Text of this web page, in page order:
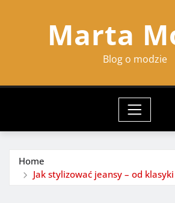
Marta
Blog o modzie
Home
Jak stylizować jeansy – od